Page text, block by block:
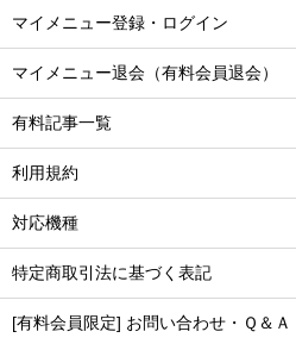
マイメニュー登録・ログイン
マイメニュー退会（有料会員退会）
有料記事一覧
利用規約
対応機種
特定商取引法に基づく表記
[有料会員限定] お問い合わせ・Ｑ＆Ａ